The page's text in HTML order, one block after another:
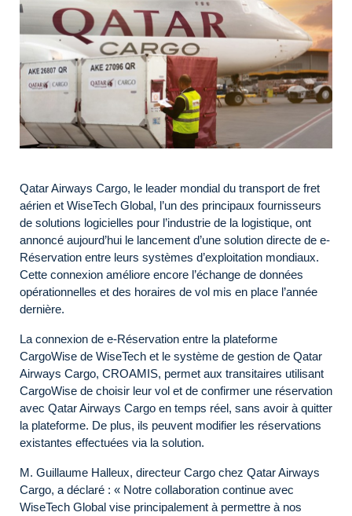
Qatar Airways Cargo, le leader mondial du transport de fret
aérien et WiseTech Global, l’un des principaux fournisseurs
de solutions logicielles pour l’industrie de la logistique, ont
annoncé aujourd’hui le lancement d’une solution directe de e-
Réservation entre leurs systèmes d’exploitation mondiaux.
Cette connexion améliore encore l’échange de données
opérationnelles et des horaires de vol mis en place l’année
dernière.
La connexion de e-Réservation entre la plateforme
CargoWise de WiseTech et le système de gestion de Qatar
Airways Cargo, CROAMIS, permet aux transitaires utilisant
CargoWise de choisir leur vol et de confirmer une réservation
avec Qatar Airways Cargo en temps réel, sans avoir à quitter
la plateforme. De plus, ils peuvent modifier les réservations
existantes effectuées via la solution.
M. Guillaume Halleux, directeur Cargo chez Qatar Airways
Cargo, a déclaré : « Notre collaboration continue avec
WiseTech Global vise principalement à permettre à nos